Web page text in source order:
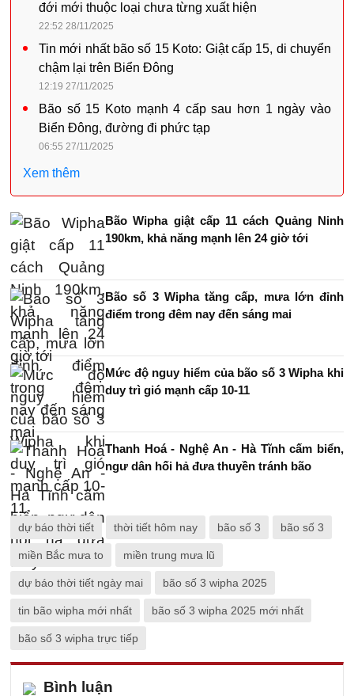
đới mới thuộc loại chưa từng xuất hiện
22:52 28/11/2025
Tin mới nhất bão số 15 Koto: Giật cấp 15, di chuyển
chậm lại trên Biển Đông
12:19 27/11/2025
Bão số 15 Koto mạnh 4 cấp sau hơn 1 ngày vào
Biển Đông, đường đi phức tạp
06:55 27/11/2025
Xem thêm
Bão Wipha giật cấp 11 cách Quảng Ninh
190km, khả năng mạnh lên 24 giờ tới
Bão số 3 Wipha tăng cấp, mưa lớn đỉnh
điểm trong đêm nay đến sáng mai
Mức độ nguy hiểm của bão số 3 Wipha khi
duy trì gió mạnh cấp 10-11
Thanh Hoá - Nghệ An - Hà Tĩnh cấm biển,
ngư dân hối hả đưa thuyền tránh bão
dự báo thời tiết thời tiết hôm nay bão số 3 bão số 3
miền Bắc mưa to miền trung mưa lũ
dự báo thời tiết ngày mai bão số 3 wipha 2025
tin bão wipha mới nhất bão số 3 wipha 2025 mới nhất
bão số 3 wipha trực tiếp
Bình luận